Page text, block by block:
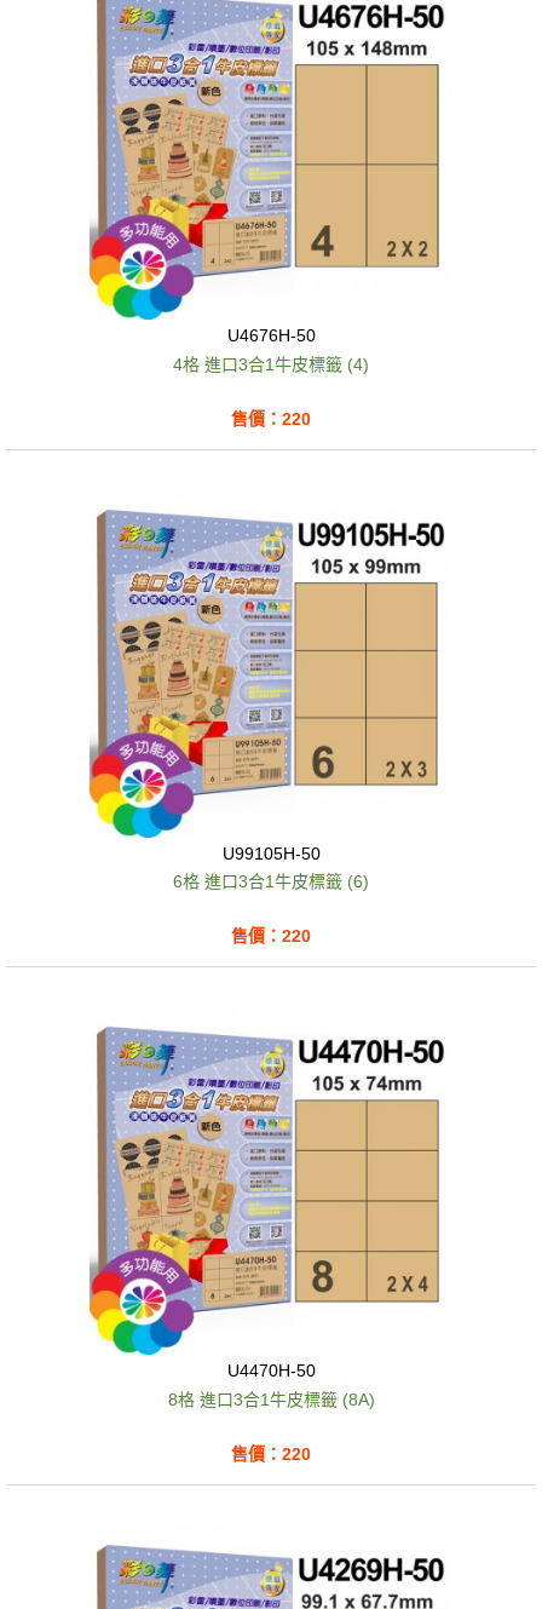
U4676H-50
4格 進口3合1牛皮標籤 (4)
售價：220
U99105H-50
6格 進口3合1牛皮標籤 (6)
售價：220
U4470H-50
8格 進口3合1牛皮標籤 (8A)
售價：220